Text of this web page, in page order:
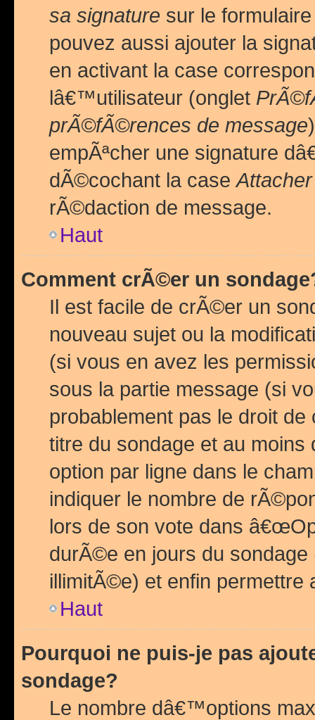
sa signature sur le
pouvez aussi ajouter la
en activant la case
lâ€™utilisateur (onglet
prÃ©fÃ©rences de message
empÃªcher une signature
dÃ©cochant la case
rÃ©daction de message.
Haut
Comment crÃ©er un
Il est facile de crÃ©er un
nouveau sujet ou la
(si vous en avez les
sous la partie message (si
probablement pas le droit
titre du sondage et au
option par ligne dans le
indiquer le nombre de
lors de son vote dans
durÃ©e en jours du
illimitÃ©e) et enfin permettre
Haut
Pourquoi ne puis-je pas
sondage?
Le nombre dâ€™options